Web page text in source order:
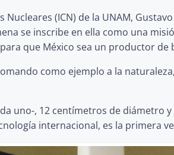
(ICN) de la UNAM,
se inscribe en ella como una
que México sea un productor
como ejemplo a la
uno-, 12 centímetros de diámetro
internacional, es la primera